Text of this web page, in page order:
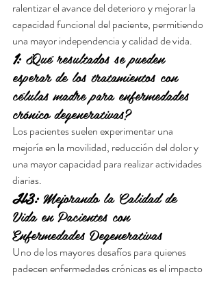
ralentizar el avance del deterioro y mejorar la
capacidad funcional del paciente, permitiendo
una mayor independencia y calidad de vida.
1: ¿Qué resultados se pueden
esperar de los tratamientos con
células madre para enfermedades
crónico degenerativas?
Los pacientes suelen experimentar una
mejoría en la movilidad, reducción del dolor y
una mayor capacidad para realizar actividades
diarias.
H3: Mejorando la Calidad de
Vida en Pacientes con
Enfermedades Degenerativas
Uno de los mayores desafíos para quienes
padecen enfermedades crónicas es el impacto